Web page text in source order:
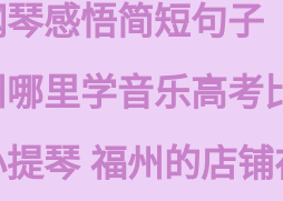
感悟简短句子
里学音乐高考
琴 福州的店